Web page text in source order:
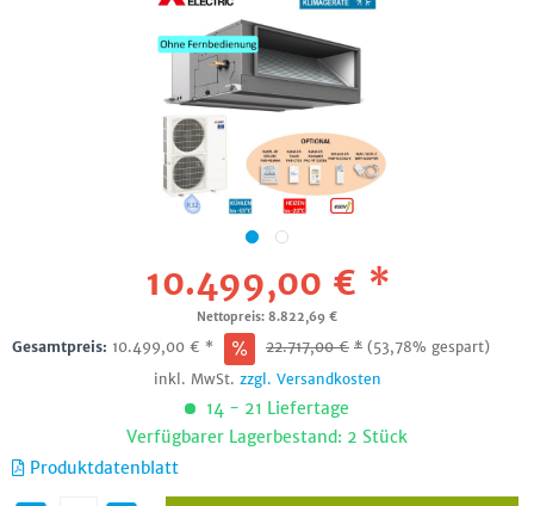
10.499,00 € *
Nettopreis: 8.822,69 €
Gesamtpreis: 10.499,00 € * 22.717,00€ * (53,78% gespart)
inkl. MwSt. zzgl. Versandkosten
14 - 21 Liefertage
Verfügbarer Lagerbestand: 2 Stück
Produktdatenblatt